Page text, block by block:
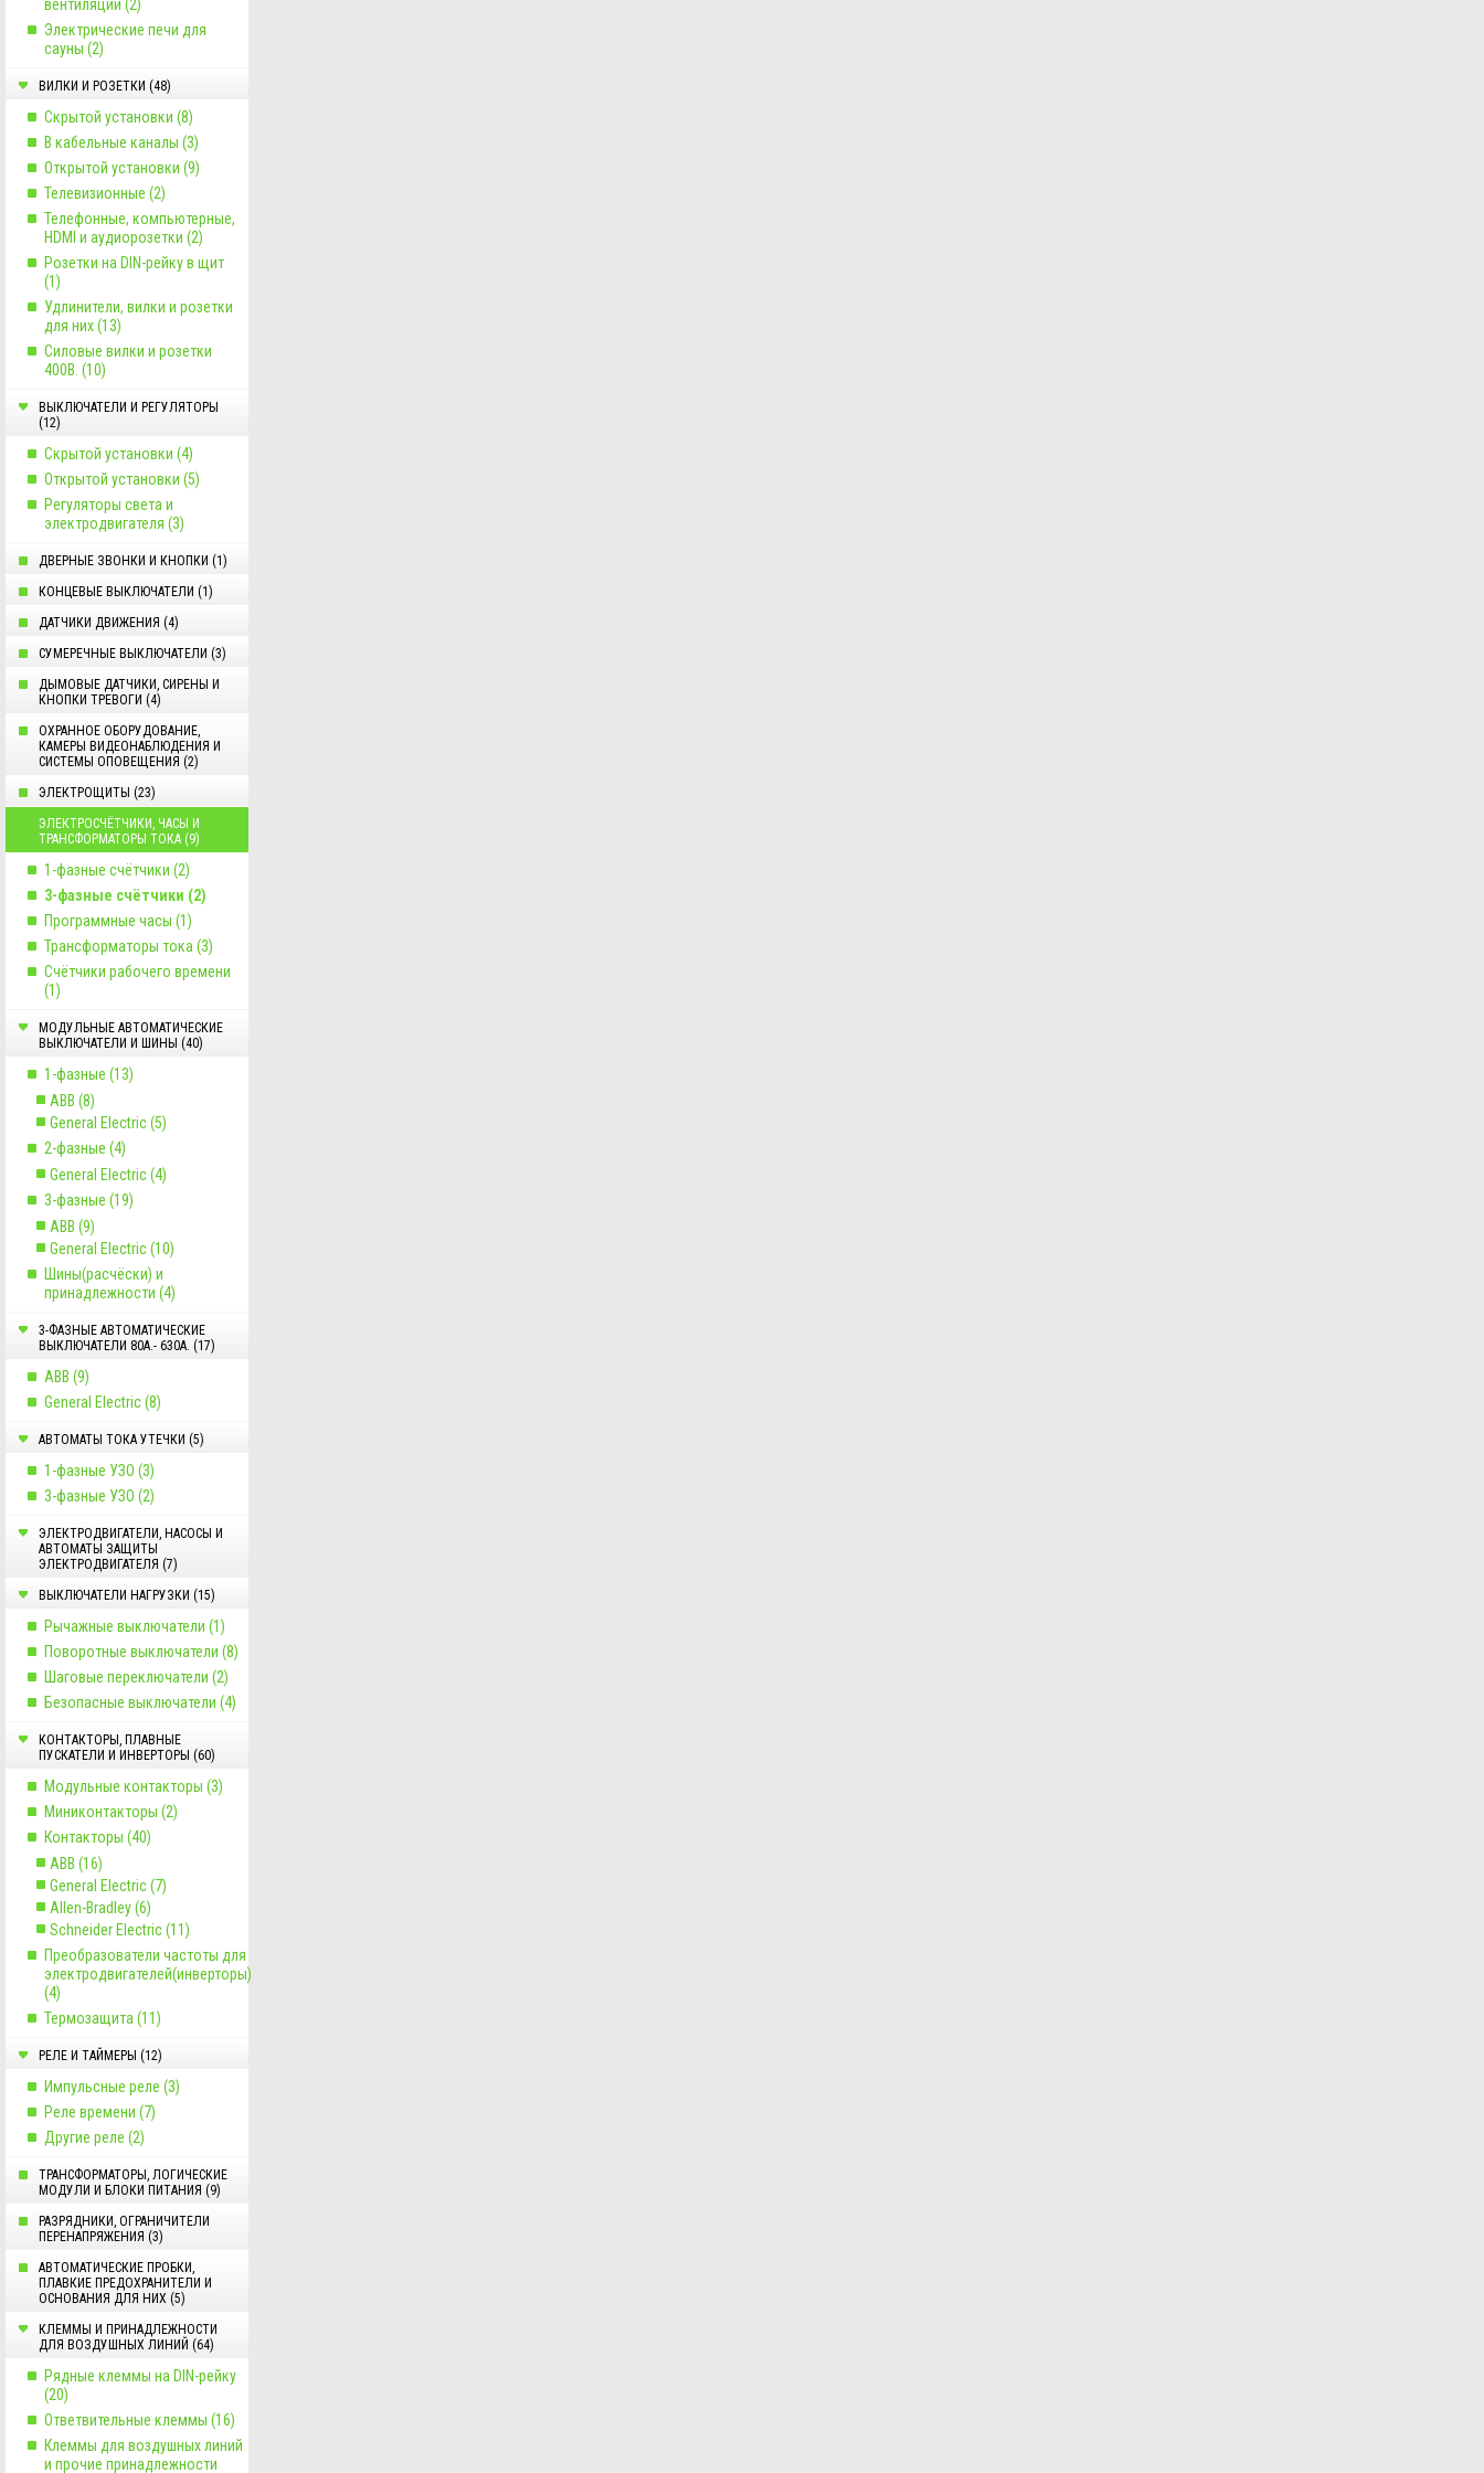
вентиляции (2)
Электрические печи для
сауны (2)
ВИЛКИ И РОЗЕТКИ (48)
Скрытой установки (8)
В кабельные каналы (3)
Открытой установки (9)
Телевизионные (2)
Телефонные, компьютерные,
HDMI и аудиорозетки (2)
Розетки на DIN-рейку в щит
(1)
Удлинители, вилки и розетки
для них (13)
Силовые вилки и розетки
400В. (10)
ВЫКЛЮЧАТЕЛИ И РЕГУЛЯТОРЫ
(12)
Скрытой установки (4)
Открытой установки (5)
Регуляторы света и
электродвигателя (3)
ДВЕРНЫЕ ЗВОНКИ И КНОПКИ (1)
КОНЦЕВЫЕ ВЫКЛЮЧАТЕЛИ (1)
ДАТЧИКИ ДВИЖЕНИЯ (4)
СУМЕРЕЧНЫЕ ВЫКЛЮЧАТЕЛИ (3)
ДЫМОВЫЕ ДАТЧИКИ, СИРЕНЫ И
КНОПКИ ТРЕВОГИ (4)
ОХРАННОЕ ОБОРУДОВАНИЕ,
КАМЕРЫ ВИДЕОНАБЛЮДЕНИЯ И
СИСТЕМЫ ОПОВЕЩЕНИЯ (2)
ЭЛЕКТРОЩИТЫ (23)
ЭЛЕКТРОСЧЁТЧИКИ, ЧАСЫ И
ТРАНСФОРМАТОРЫ ТОКА (9)
1-фазные счётчики (2)
3-фазные счётчики (2)
Программные часы (1)
Трансформаторы тока (3)
Счётчики рабочего времени
(1)
МОДУЛЬНЫЕ АВТОМАТИЧЕСКИЕ
ВЫКЛЮЧАТЕЛИ И ШИНЫ (40)
1-фазные (13)
ABB (8)
General Electric (5)
2-фазные (4)
General Electric (4)
3-фазные (19)
ABB (9)
General Electric (10)
Шины(расчёски) и
принадлежности (4)
3-ФАЗНЫЕ АВТОМАТИЧЕСКИЕ
ВЫКЛЮЧАТЕЛИ 80А.- 630А. (17)
ABB (9)
General Electric (8)
AВТОМАТЫ ТОКА УТЕЧКИ (5)
1-фазные УЗО (3)
3-фазные УЗО (2)
ЭЛЕКТРОДВИГАТЕЛИ, НАСОСЫ И
АВТОМАТЫ ЗАЩИТЫ
ЭЛЕКТРОДВИГАТЕЛЯ (7)
ВЫКЛЮЧАТЕЛИ НАГРУЗКИ (15)
Рычажные выключатели (1)
Поворотные выключатели (8)
Шаговые переключатели (2)
Безопасные выключатели (4)
КОНТАКТОРЫ, ПЛАВНЫЕ
ПУСКАТЕЛИ И ИНВЕРТОРЫ (60)
Модульные контакторы (3)
Миниконтакторы (2)
Контакторы (40)
ABB (16)
General Electric (7)
Allen-Bradley (6)
Schneider Electric (11)
Преобразователи частоты для
электродвигателей(инверторы)
(4)
Термозащита (11)
РЕЛЕ И ТАЙМЕРЫ (12)
Импульсные реле (3)
Реле времени (7)
Другие реле (2)
ТРАНСФОРМАТОРЫ, ЛОГИЧЕСКИЕ
МОДУЛИ И БЛОКИ ПИТАНИЯ (9)
РАЗРЯДНИКИ, ОГРАНИЧИТЕЛИ
ПЕРЕНАПРЯЖЕНИЯ (3)
АВТОМАТИЧЕСКИЕ ПРОБКИ,
ПЛАВКИЕ ПРЕДОХРАНИТЕЛИ И
ОСНОВАНИЯ ДЛЯ НИХ (5)
КЛЕММЫ И ПРИНАДЛЕЖНОСТИ
ДЛЯ ВОЗДУШНЫХ ЛИНИЙ (64)
Рядные клеммы на DIN-рейку
(20)
Ответвительные клеммы (16)
Клеммы для воздушных линий
и прочие принадлежности